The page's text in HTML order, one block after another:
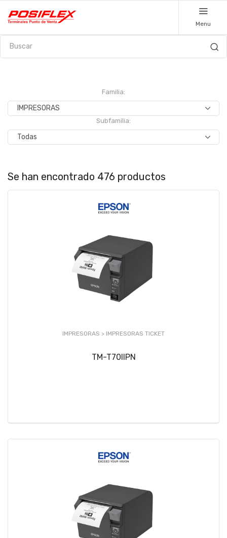
Menu
Familia:
Subfamilia:
Se han encontrado 476 productos
IMPRESORAS > IMPRESORAS TICKET
TM-T70IIPN